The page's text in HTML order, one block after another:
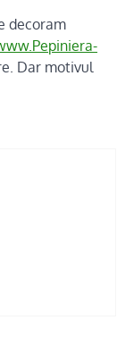
decoram
Dar motivul